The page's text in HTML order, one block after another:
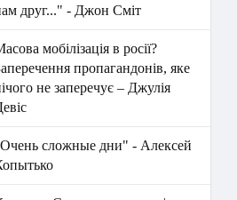
друг..." - Джон Сміт
мобілізація в росії?
пропагандонів, яке
не заперечує – Джулія
сложные дни" - Алексей